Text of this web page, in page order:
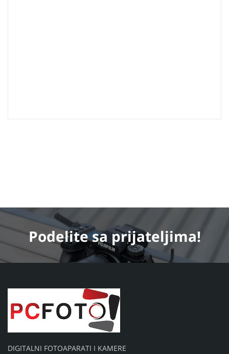
Podelitesa prijateljima!
DIGITALNI FOTOAPARATI I KAMERE